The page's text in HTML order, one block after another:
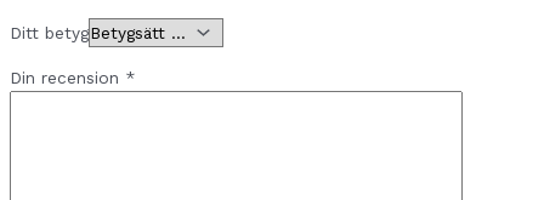
Ditt betyg
Din recension *